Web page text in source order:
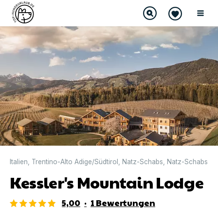
Italien Trentino-Alto Adige/Südtirol Natz-Schabs Natz-Schabs
Kessler's Mountain Lodge
5,00 · 1 Bewertungen